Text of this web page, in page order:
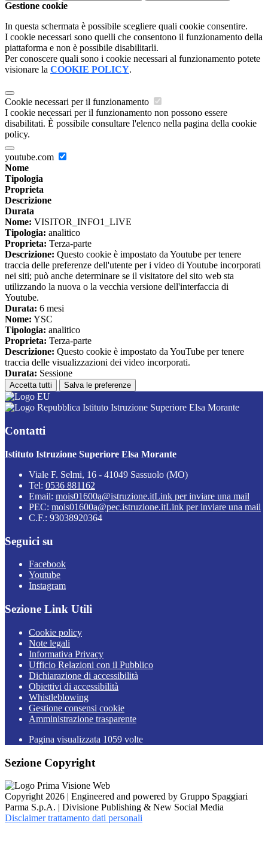
Gestione cookie
In questa schermata è possibile scegliere quali cookie consentire.
I cookie necessari sono quelli che consentono il funzionamento della
piattaforma e non è possibile disabilitarli.
Per conoscere quali sono i cookie necessari al funzionamento potete
visionare la COOKIE POLICY.
Cookie necessari per il funzionamento
I cookie necessari per il funzionamento non possono essere
disabilitati. È possibile consultare l'elenco nella pagina della cookie
policy.
youtube.com
Nome
Tipologia
Proprieta
Descrizione
Durata
Nome: VISITOR_INFO1_LIVE
Tipologia: analitico
Proprieta: Terza-parte
Descrizione: Questo cookie è impostato da Youtube per tenere
traccia delle preferenze dell'utente per i video di Youtube incorporati
nei siti; può anche determinare se il visitatore del sito web sta
utilizzando la nuova o la vecchia versione dell'interfaccia di
Youtube.
Durata: 6 mesi
Nome: YSC
Tipologia: analitico
Proprieta: Terza-parte
Descrizione: Questo cookie è impostato da YouTube per tenere
traccia delle visualizzazioni dei video incorporati.
Durata: Sessione
Accetta tutti Salva le preferenze
Istituto Istruzione Superiore Elsa Morante
Contatti
Istituto Istruzione Superiore Elsa Morante
Viale F. Selmi, 16 - 41049 Sassuolo (MO)
Tel: 0536 881162
Email: mois01600a@istruzione.itLink per inviare una mail
PEC: mois01600a@pec.istruzione.itLink per inviare una mail
C.F.: 93038920364
Seguici su
Facebook
Youtube
Instagram
Sezione Link Utili
Cookie policy
Note legali
Informativa Privacy
Ufficio Relazioni con il Pubblico
Dichiarazione di accessibilità
Obiettivi di accessibilità
Whistleblowing
Gestione consensi cookie
Amministrazione trasparente
Pagina visualizzata 1059 volte
Sezione Copyright
Copyright 2026 | Engineered and powered by Gruppo Spaggiari
Parma S.p.A. | Divisione Publishing & New Social Media
Disclaimer trattamento dati personali